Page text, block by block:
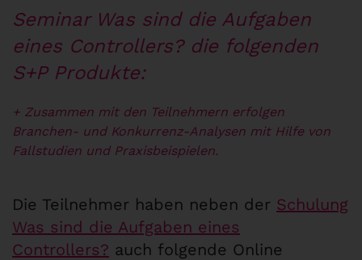
Seminar Was sind die Aufgaben
eines Controllers? die folgenden
S+P Produkte:
+ Zusammen mit den Teilnehmern erfolgen
Branchen- und Konkurrenz-Analysen mit Hilfe von
Fallstudien und Praxisbeispielen.
Die Teilnehmer haben neben der Schulung
Was sind die Aufgaben eines
Controllers? auch folgende Online